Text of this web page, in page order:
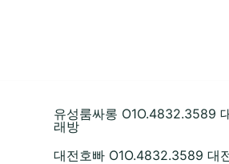
유성룸싸롱 O1O.4832.3589
래방
대전호빠 O1O.4832.3589 대